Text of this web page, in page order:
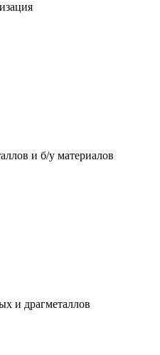
и б/у материалов
и драгметаллов